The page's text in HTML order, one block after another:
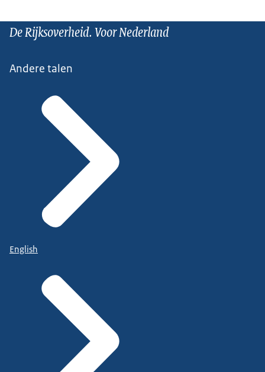
De Rijksoverheid. Voor Nederland
Andere talen
English